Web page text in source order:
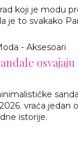
koji je modu
je to svakako
- Aksesoari
vraća jedan
istorije.